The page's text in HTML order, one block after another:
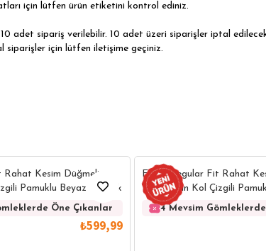
için lütfen ürün etiketini kontrol ediniz.
adet sipariş verilebilir. 10 adet üzeri siparişler iptal
siparişler için lütfen iletişime geçiniz.
Rahat Kesim Düğmeli
Pamuklu Beyaz Gömlek
Öne Çıkanlar
₺599,99
Erkek Regular Fit Rahat
Yaka Uzun Kol Çizgili
Gömlek
4 Mevsim